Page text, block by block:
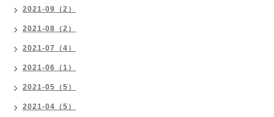
2021-09（2）
2021-08（2）
2021-07（4）
2021-06（1）
2021-05（5）
2021-04（5）